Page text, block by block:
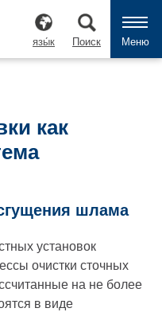
язы́к Поиск Меню
как
шлама
установок
очистки сточных
на не более
в виде